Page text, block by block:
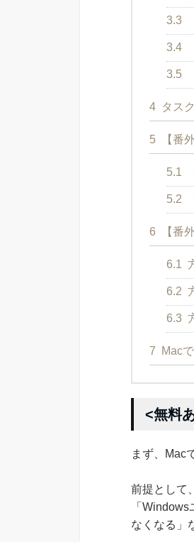
3.3
3.4
3.5
4 タス
5 【番
5.1
5.2
6 【番
6.1
6.2
6.3
7 Mac
<無料
まず、Mac
前提として
「
なくなる」